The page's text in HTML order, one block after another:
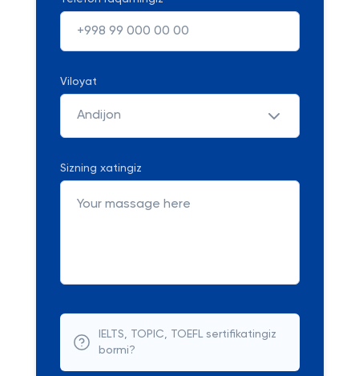
Viloyat
Andijon
Sizning xatingiz
IELTS, TOPIC, TOEFL sertifikatingiz
bormi?